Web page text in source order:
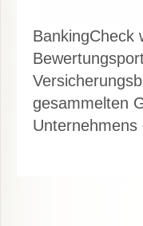
BankingCheck
gesammelten
Unternehmens